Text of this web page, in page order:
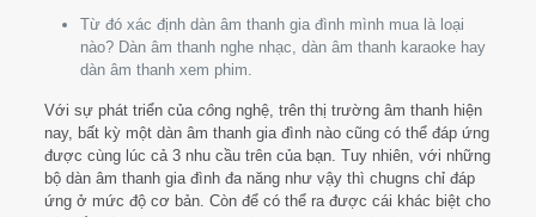
Từ đó xác định dàn âm thanh gia đình mình mua là loại
nào? Dàn âm thanh nghe nhạc, dàn âm thanh karaoke hay
dàn âm thanh xem phim.
Với sự phát triển của công nghệ, trên thị trường âm thanh hiện
nay, bất kỳ một dàn âm thanh gia đình nào cũng có thể đáp ứng
được cùng lúc cả 3 nhu cầu trên của bạn. Tuy nhiên, với những
bộ dàn âm thanh gia đình đa năng như vậy thì chugns chỉ đáp
ứng ở mức độ cơ bản. Còn để có thể ra được cái khác biệt cho